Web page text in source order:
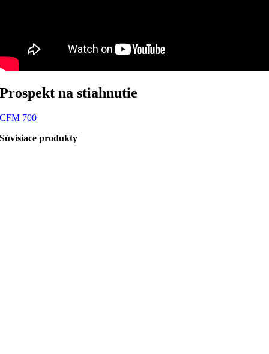
Prospekt na stiahnutie
CFM 700
Súvisiace produkty